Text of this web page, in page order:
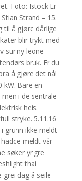
Foto: Istock Er
Strand – 15.
til å gjøre dårlige
blir trykt med
sunny leone
bruk. Er du
å gjøre det nå!
kW. Bare en
i de sentrale
heis.
stryke. 5.11.16
grunn ikke meldt
meldt vår
søker yngre
thai
dag å seile